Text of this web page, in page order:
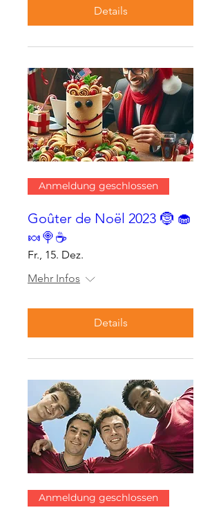
Details
Anmeldung geschlossen
Goûter de Noël 2023 🤶 🧁
🍬🍭☕
Fr., 15. Dez.
Mehr Infos
Details
Anmeldung geschlossen